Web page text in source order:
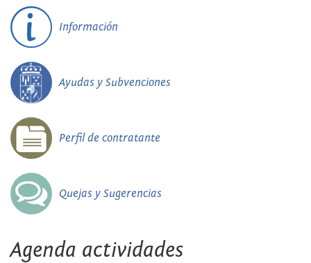
Información
Ayudas y Subvenciones
Perfil de contratante
Quejas y Sugerencias
Agenda actividades